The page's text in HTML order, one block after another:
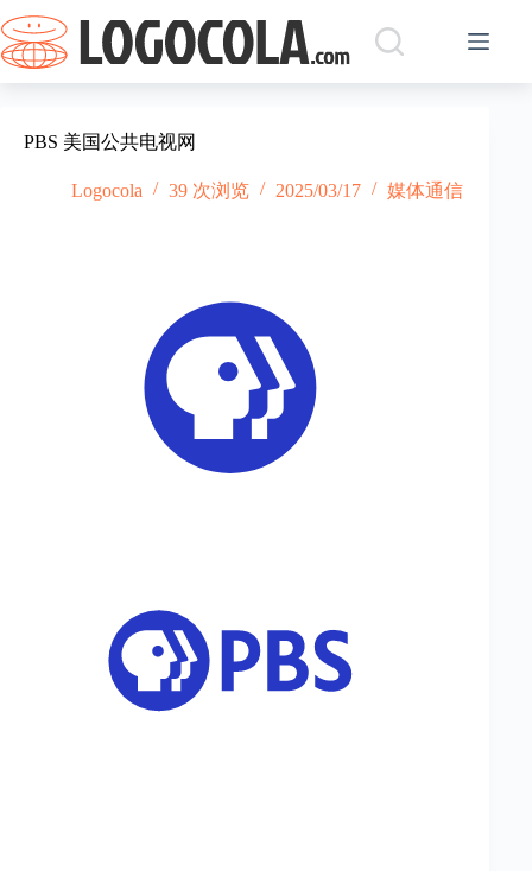
过
内
容
PBS 美国公共电视网
Logocola 39 次浏览 2025/03/17 媒体通信